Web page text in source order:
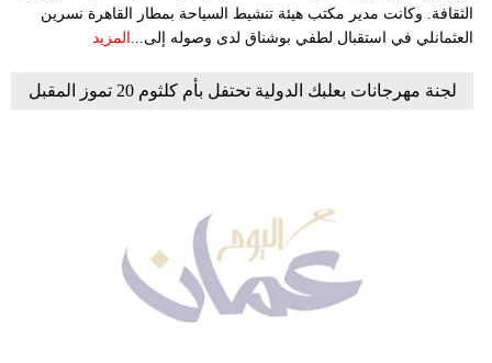
الثقافة. وكانت مدير مكتب هيئة تنشيط السياحة بمطار القاهرة نسرين
العثمانلي في استقبال لطفي بوشناق لدى وصوله إلى... المزيد
لجنة مهرجانات بعلبك الدولية تحتفل بأم كلثوم 20 تموز المقبل